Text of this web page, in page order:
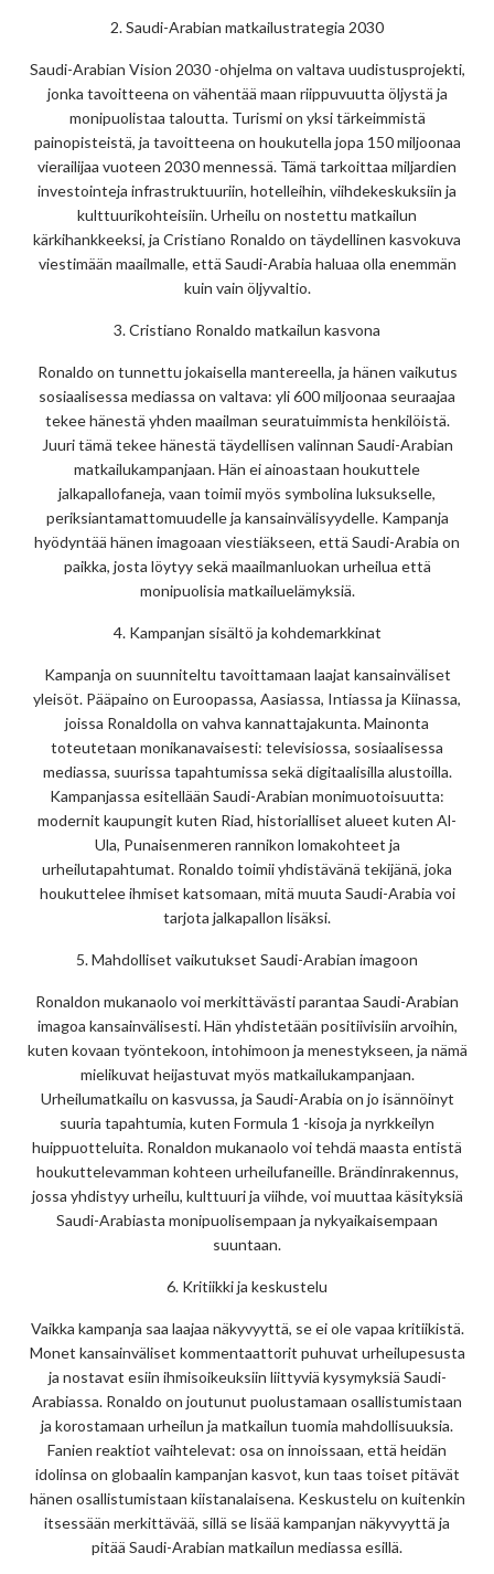
2. Saudi-Arabian matkailustrategia 2030
Saudi-Arabian Vision 2030 -ohjelma on valtava uudistusprojekti,
jonka tavoitteena on vähentää maan riippuvuutta öljystä ja
monipuolistaa taloutta. Turismi on yksi tärkeimmistä
painopisteistä, ja tavoitteena on houkutella jopa 150 miljoonaa
vierailijaa vuoteen 2030 mennessä. Tämä tarkoittaa miljardien
investointeja infrastruktuuriin, hotelleihin, viihdekeskuksiin ja
kulttuurikohteisiin. Urheilu on nostettu matkailun
kärkihankkeeksi, ja Cristiano Ronaldo on täydellinen kasvokuva
viestimään maailmalle, että Saudi-Arabia haluaa olla enemmän
kuin vain öljyvaltio.
3. Cristiano Ronaldo matkailun kasvona
Ronaldo on tunnettu jokaisella mantereella, ja hänen vaikutus
sosiaalisessa mediassa on valtava: yli 600 miljoonaa seuraajaa
tekee hänestä yhden maailman seuratuimmista henkilöistä.
Juuri tämä tekee hänestä täydellisen valinnan Saudi-Arabian
matkailukampanjaan. Hän ei ainoastaan houkuttele
jalkapallofaneja, vaan toimii myös symbolina luksukselle,
periksiantamattomuudelle ja kansainvälisyydelle. Kampanja
hyödyntää hänen imagoaan viestiäkseen, että Saudi-Arabia on
paikka, josta löytyy sekä maailmanluokan urheilua että
monipuolisia matkailuelämyksiä.
4. Kampanjan sisältö ja kohdemarkkinat
Kampanja on suunniteltu tavoittamaan laajat kansainväliset
yleisöt. Pääpaino on Euroopassa, Aasiassa, Intiassa ja Kiinassa,
joissa Ronaldolla on vahva kannattajakunta. Mainonta
toteutetaan monikanavaisesti: televisiossa, sosiaalisessa
mediassa, suurissa tapahtumissa sekä digitaalisilla alustoilla.
Kampanjassa esitellään Saudi-Arabian monimuotoisuutta:
modernit kaupungit kuten Riad, historialliset alueet kuten Al-
Ula, Punaisenmeren rannikon lomakohteet ja
urheilutapahtumat. Ronaldo toimii yhdistävänä tekijänä, joka
houkuttelee ihmiset katsomaan, mitä muuta Saudi-Arabia voi
tarjota jalkapallon lisäksi.
5. Mahdolliset vaikutukset Saudi-Arabian imagoon
Ronaldon mukanaolo voi merkittävästi parantaa Saudi-Arabian
imagoa kansainvälisesti. Hän yhdistetään positiivisiin arvoihin,
kuten kovaan työntekoon, intohimoon ja menestykseen, ja nämä
mielikuvat heijastuvat myös matkailukampanjaan.
Urheilumatkailu on kasvussa, ja Saudi-Arabia on jo isännöinyt
suuria tapahtumia, kuten Formula 1 -kisoja ja nyrkkeilyn
huippuotteluita. Ronaldon mukanaolo voi tehdä maasta entistä
houkuttelevamman kohteen urheilufaneille. Brändinrakennus,
jossa yhdistyy urheilu, kulttuuri ja viihde, voi muuttaa käsityksiä
Saudi-Arabiasta monipuolisempaan ja nykyaikaisempaan
suuntaan.
6. Kritiikki ja keskustelu
Vaikka kampanja saa laajaa näkyvyyttä, se ei ole vapaa kritiikistä.
Monet kansainväliset kommentaattorit puhuvat urheilupesusta
ja nostavat esiin ihmisoikeuksiin liittyviä kysymyksiä Saudi-
Arabiassa. Ronaldo on joutunut puolustamaan osallistumistaan
ja korostamaan urheilun ja matkailun tuomia mahdollisuuksia.
Fanien reaktiot vaihtelevat: osa on innoissaan, että heidän
idolinsa on globaalin kampanjan kasvot, kun taas toiset pitävät
hänen osallistumistaan kiistanalaisena. Keskustelu on kuitenkin
itsessään merkittävää, sillä se lisää kampanjan näkyvyyttä ja
pitää Saudi-Arabian matkailun mediassa esillä.